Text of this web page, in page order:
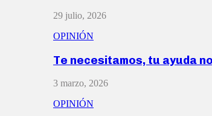
29 julio, 2026
OPINIÓN
Te necesitamos, tu ayuda
3 marzo, 2026
OPINIÓN